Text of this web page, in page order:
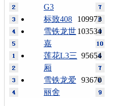
G3
109973
标致408
103534
雪铁龙世
嘉
95654
莲花L3三
厢
93670
雪铁龙爱
丽舍